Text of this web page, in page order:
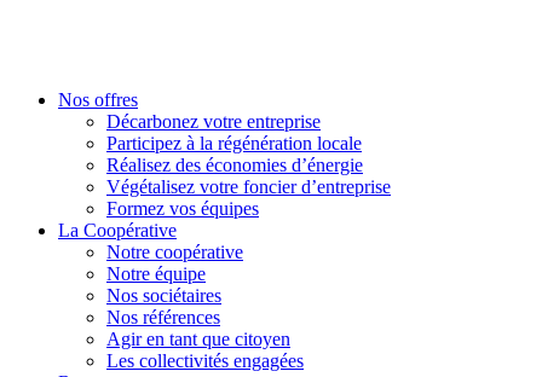
Nos offres
Décarbonez votre entreprise
Participez à la régénération locale
Réalisez des économies d’énergie
Végétalisez votre foncier d’entreprise
Formez vos équipes
La Coopérative
Notre coopérative
Notre équipe
Nos sociétaires
Nos références
Agir en tant que citoyen
Les collectivités engagées